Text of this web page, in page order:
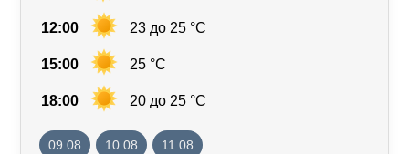
12:00 23 до 25 °C
15:00 25 °C
18:00 20 до 25 °C
09.08 10.08 11.08